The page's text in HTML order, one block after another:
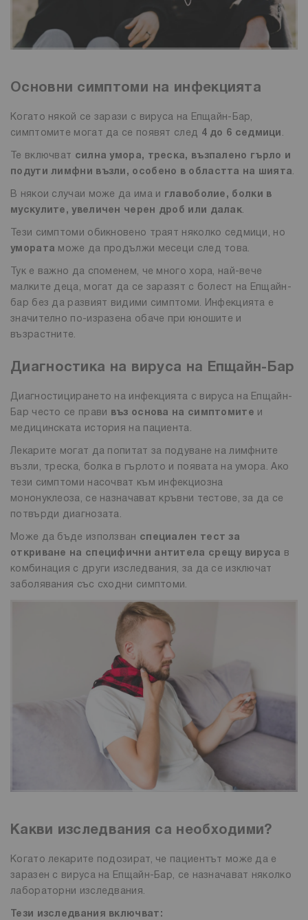
Основни симптоми на инфекцията
Когато някой се зарази с вируса на Епщайн-Бар,
симптомите могат да се появят след 4 до 6 седмици .
Те включват силна умора, треска, възпалено гърло и
подути лимфни възли, особено в областта на шията.
В някои случаи може да има и главоболие, болки в
мускулите, увеличен черен дроб или далак.
Тези симптоми обикновено траят няколко седмици, но
умората може да продължи месеци след това.
Тук е важно да споменем, че много хора, най-вече
малките деца, могат да се заразят с болест на Епщайн-
бар без да развият видими симптоми. Инфекцията е
значително по-изразена обаче при юношите и
възрастните.
Диагностика на вируса на Епщайн-Бар
Диагностицирането на инфекцията с вируса на Епщайн-
Бар често се прави въз основа на симптомите и
медицинската история на пациента.
Лекарите могат да попитат за подуване на лимфните
възли, треска, болка в гърлото и появата на умора. Ако
тези симптоми насочват към инфекциозна
мононуклеоза, се назначават кръвни тестове, за да се
потвърди диагнозата.
Може да бъде използван специален тест за
откриване на специфични антитела срещу вируса в
комбинация с други изследвания, за да се изключат
заболявания със сходни симптоми.
Какви изследвания са необходими?
Когато лекарите подозират, че пациентът може да е
заразен с вируса на Епщайн-Бар, се назначават няколко
лабораторни изследвания.
Тези изследвания включват: